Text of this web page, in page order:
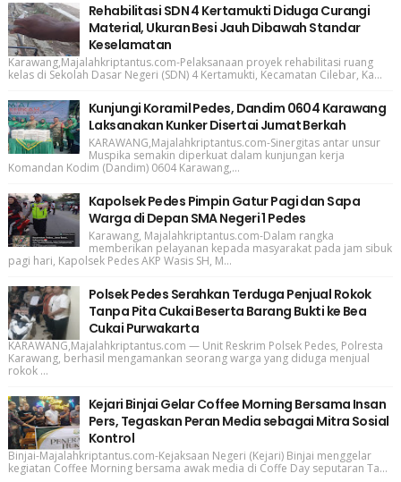
Rehabilitasi SDN 4 Kertamukti Diduga Curangi
Material, Ukuran Besi Jauh Dibawah Standar
Keselamatan
Karawang,Majalahkriptantus.com-Pelaksanaan proyek rehabilitasi ruang
kelas di Sekolah Dasar Negeri (SDN) 4 Kertamukti, Kecamatan Cilebar, Ka...
Kunjungi Koramil Pedes, Dandim 0604 Karawang
Laksanakan Kunker Disertai Jumat Berkah
KARAWANG,Majalahkriptantus.com-Sinergitas antar unsur
Muspika semakin diperkuat dalam kunjungan kerja
Komandan Kodim (Dandim) 0604 Karawang,...
Kapolsek Pedes Pimpin Gatur Pagi dan Sapa
Warga di Depan SMA Negeri 1 Pedes
Karawang, Majalahkriptantus.com-Dalam rangka
memberikan pelayanan kepada masyarakat pada jam sibuk
pagi hari, Kapolsek Pedes AKP Wasis SH, M...
Polsek Pedes Serahkan Terduga Penjual Rokok
Tanpa Pita Cukai Beserta Barang Bukti ke Bea
Cukai Purwakarta
KARAWANG,Majalahkriptantus.com — Unit Reskrim Polsek Pedes, Polresta
Karawang, berhasil mengamankan seorang warga yang diduga menjual
rokok ...
Kejari Binjai Gelar Coffee Morning Bersama Insan
Pers, Tegaskan Peran Media sebagai Mitra Sosial
Kontrol
Binjai-Majalahkriptantus.com-Kejaksaan Negeri (Kejari) Binjai menggelar
kegiatan Coffee Morning bersama awak media di Coffe Day seputaran Ta...